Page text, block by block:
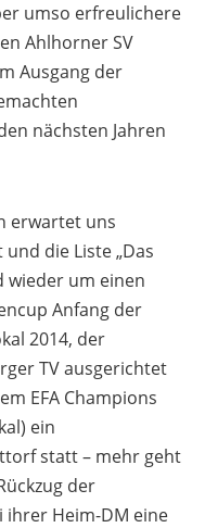
umso erfreulichere
Ahlhorner SV
Ausgang der
nächsten Jahren
erwartet uns
die Liste „Das
wieder um einen
Anfang der
2014, der
TV ausgerichtet
EFA Champions
ein
statt – mehr geht
der
ihrer Heim-DM eine